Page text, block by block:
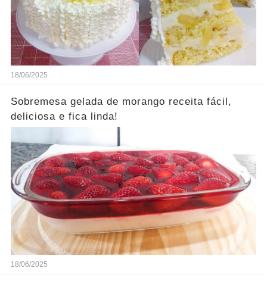
18/06/2025
Sobremesa gelada de morango receita fácil,
deliciosa e fica linda!
18/06/2025